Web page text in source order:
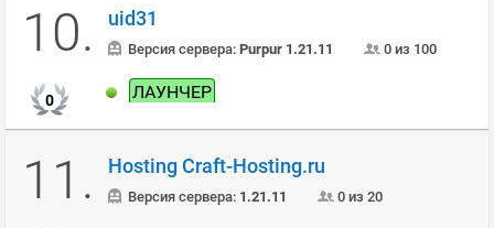
10. uid31
Версия сервера: Purpur 1.21.11 0 из 100
0 ЛАУНЧЕР
11. Hosting Craft-Hosting.ru
Версия сервера: 1.21.11 0 из 20